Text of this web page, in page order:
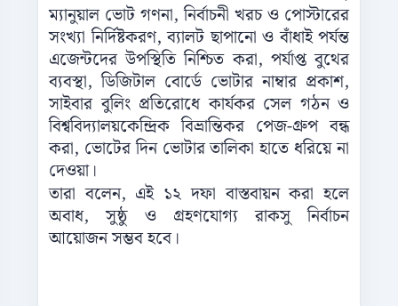
ম্যানুয়াল ভোট গণনা, নির্বাচনী খরচ ও পোস্টারের
সংখ্যা নির্দিষ্টকরণ, ব্যালট ছাপানো ও বাঁধাই পর্যন্ত
এজেন্টদের উপস্থিতি নিশ্চিত করা, পর্যাপ্ত বুথের
ব্যবস্থা, ডিজিটাল বোর্ডে ভোটার নাম্বার প্রকাশ,
সাইবার বুলিং প্রতিরোধে কার্যকর সেল গঠন ও
বিশ্ববিদ্যালয়কেন্দ্রিক বিভ্রান্তিকর পেজ-গ্রুপ বন্ধ
করা, ভোটের দিন ভোটার তালিকা হাতে ধরিয়ে না
দেওয়া।
তারা বলেন, এই ১২ দফা বাস্তবায়ন করা হলে
অবাধ, সুষ্ঠু ও গ্রহণযোগ্য রাকসু নির্বাচন
আয়োজন সম্ভব হবে।